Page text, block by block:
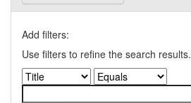
Add filters:
Use filters to refine the search results.